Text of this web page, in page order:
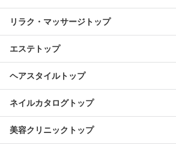
リラク・マッサージトップ
エステトップ
ヘアスタイルトップ
ネイルカタログトップ
美容クリニックトップ